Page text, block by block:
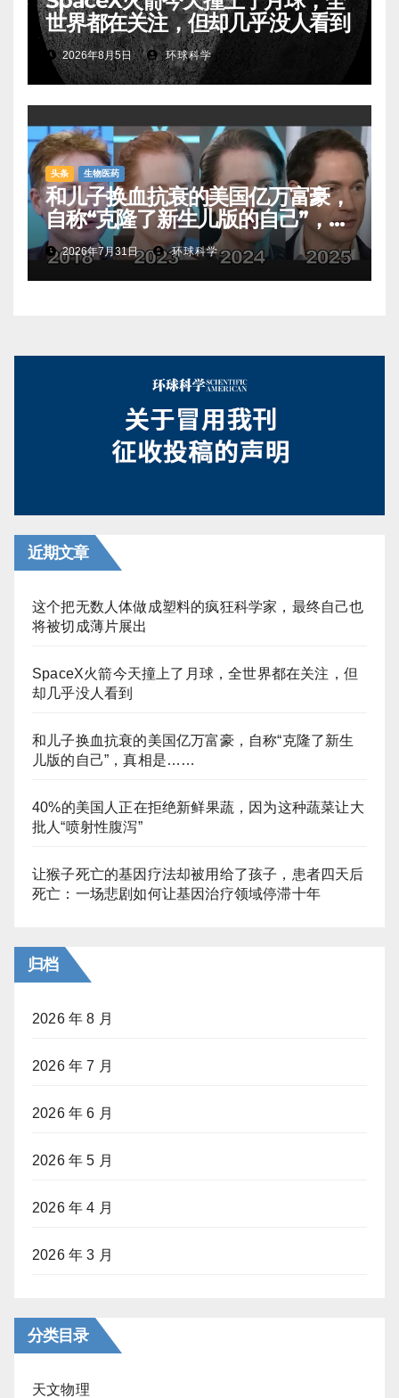
世界都在关注，但却几乎没人看到
2026年8月5日 环球科学
头条 生物医药
和儿子换血抗衰的美国亿万富豪，
自称“克隆了新生儿版的自己”，真
相是……
2026年7月31日 环球科学
近期文章
这个把无数人体做成塑料的疯狂科学家，最终自己也
将被切成薄片展出
SpaceX火箭今天撞上了月球，全世界都在关注，但
却几乎没人看到
和儿子换血抗衰的美国亿万富豪，自称“克隆了新生
儿版的自己”，真相是……
40%的美国人正在拒绝新鲜果蔬，因为这种蔬菜让大
批人“喷射性腹泻”
让猴子死亡的基因疗法却被用给了孩子，患者四天后
死亡：一场悲剧如何让基因治疗领域停滞十年
归档
2026 年 8 月
2026 年 7 月
2026 年 6 月
2026 年 5 月
2026 年 4 月
2026 年 3 月
分类目录
天文物理